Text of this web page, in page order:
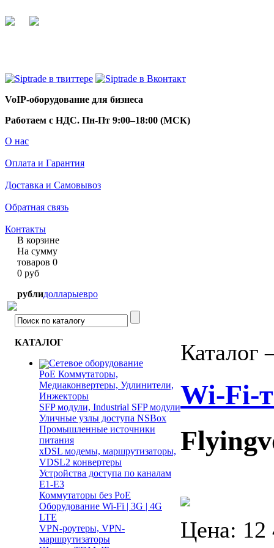
VoIP-оборудование для бизнеса
Работаем с НДС. Пн-Пт 9:00–18:00 (МСК)
О нас
Оплата и Гарантия
Доставка и Самовывоз
Обратная связь
Контакты
В корзине
На сумму
товаров 0
0 руб
рублидолларыевро
КАТАЛОГ
Сетевое оборудование
PoE Коммутаторы,
Медиаконвертеры, Удлинители,
Инжекторы
SFP модули, Industrial SFP модули
Уличные узлы доступа NSBox
Промышленные источники
питания
xDSL модемы, маршрутизаторы,
VDSL2 конвертеры
Устройства доступа по каналам
E1-E3
Коммутаторы без PoE
Оборудование Wi-Fi | 3G | 4G
LTE
VPN-роутеры, VPN-
маршрутизаторы
Каталог
Wi-Fi-
Цена: 12